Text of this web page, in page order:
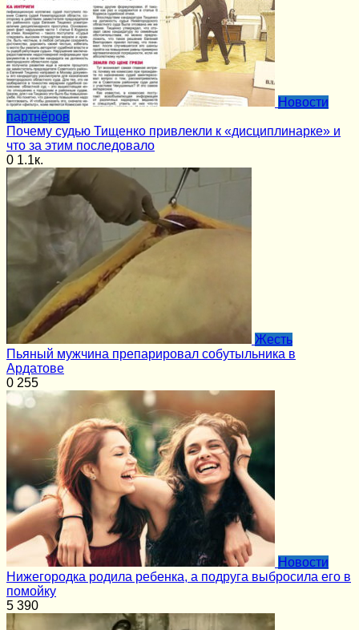
Новости
партнёров
Почему судью Тищенко привлекли к «дисциплинарке» и
что за этим последовало
0 1.1к.
Жесть
Пьяный мужчина препарировал собутыльника в
Ардатове
0 255
Новости
Нижегородка родила ребенка, а подруга выбросила его в
помойку
5 390